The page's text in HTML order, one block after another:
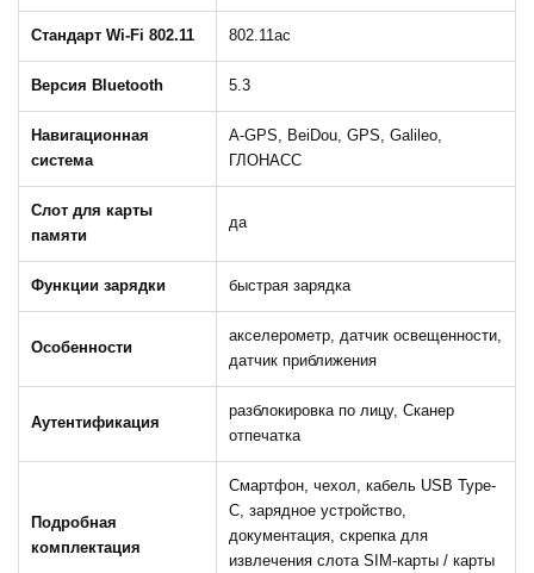
Стандарт Wi-Fi 802.11 802.11ac
Версия Bluetooth 5.3
Навигационная
система
A-GPS, BeiDou, GPS, Galileo,
ГЛОНАСС
Слот для карты
памяти
да
Функции зарядки быстрая зарядка
Особенности
акселерометр, датчик освещенности,
датчик приближения
Аутентификация
разблокировка по лицу, Сканер
отпечатка
Подробная
комплектация
Смартфон, чехол, кабель USB Type-
C, зарядное устройство,
документация, скрепка для
извлечения слота SIM-карты / карты